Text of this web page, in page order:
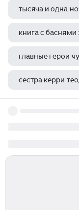
тысяча и одна
книга с
главные герои
сестра керри